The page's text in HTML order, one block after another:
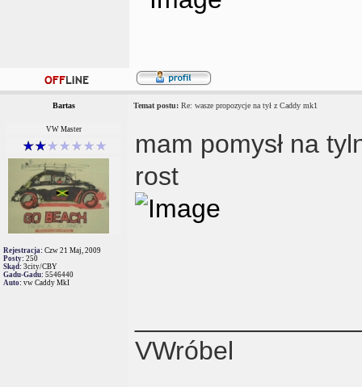
Bartas Temat postu: Re: wasze propozycje na tył z Caddy mk1
VW Master
Rejestracja: Czw 21 Maj, 2009
Posty: 250
Skąd: 3city/CBY
Gadu-Gadu: 5546440
Auto: vw Caddy MkI
mam pomysł na
rost
VWróbel